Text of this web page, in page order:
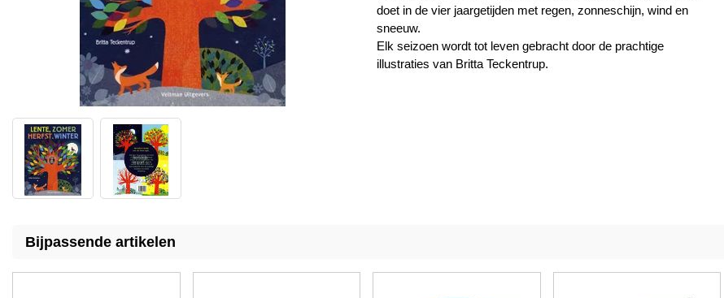
doet in de vier jaargetijden met regen, zonneschijn, wind en
sneeuw.
Elk seizoen wordt tot leven gebracht door de prachtige
illustraties van Britta Teckentrup.
Bijpassende artikelen